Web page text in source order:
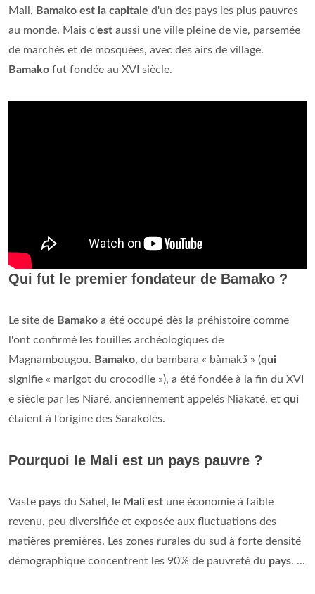
Mali, Bamako est la capitale d'un des pays les plus pauvres
au monde. Mais c'est aussi une ville pleine de vie, parsemée
de marchés et de mosquées, avec des airs de village.
Bamako fut fondée au XVI siècle.
Qui fut le premier fondateur de Bamako ?
Le site de Bamako a été occupé dès la préhistoire comme
l'ont confirmé les fouilles archéologiques de
Magnambougou. Bamako, du bambara « bàmakɔ̌ » (qui
signifie « marigot du crocodile »), a été fondée à la fin du XVI
e siècle par les Niaré, anciennement appelés Niakaté, et qui
étaient à l'origine des Sarakolés.
Pourquoi le Mali est un pays pauvre ?
Vaste pays du Sahel, le Mali est une économie à faible
revenu, peu diversifiée et exposée aux fluctuations des
matières premières. Les zones rurales du sud à forte densité
démographique concentrent les 90% de pauvreté du pays. ...